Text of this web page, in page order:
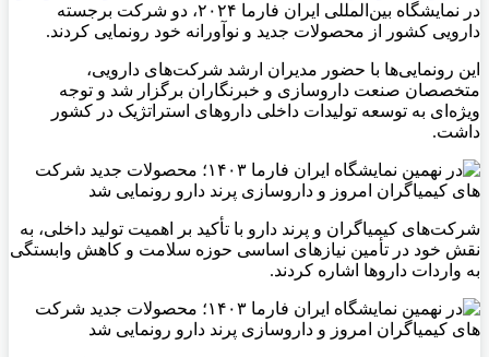
در نمایشگاه بین‌المللی ایران فارما ۲۰۲۴، دو شرکت برجسته
دارویی کشور از محصولات جدید و نوآورانه خود رونمایی کردند.
این رونمایی‌ها با حضور مدیران ارشد شرکت‌های دارویی،
متخصصان صنعت داروسازی و خبرنگاران برگزار شد و توجه
ویژه‌ای به توسعه تولیدات داخلی داروهای استراتژیک در کشور
داشت.
شرکت‌های کیمیاگران و پرند دارو با تأکید بر اهمیت تولید داخلی، به
نقش خود در تأمین نیازهای اساسی حوزه سلامت و کاهش وابستگی
به واردات داروها اشاره کردند.